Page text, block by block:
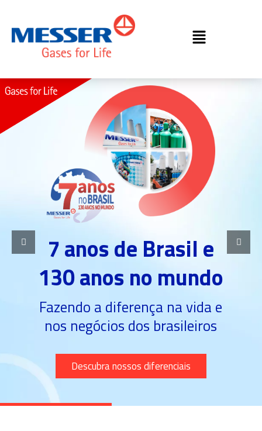
7 anos de Brasil e
130 anos no mundo
Descubra nossos diferenciais
Fazendo a diferença na vida e
nos negócios dos brasileiros